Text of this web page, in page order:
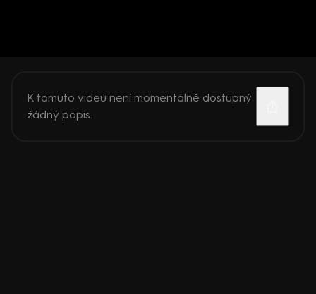
K tomuto videu není momentálně dostupný
žádný popis.